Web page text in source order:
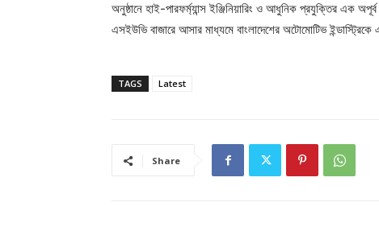
অনুষ্ঠানে হাই-পারফর্ম্যান্স ইঞ্জিনিয়ারিং ও আধুনিক প্রযুক্তির এক
এসইউভি বাজারে আসার মাধ্যমে বাংলাদেশের অটোমোটিভ
TAGS Latest
Share